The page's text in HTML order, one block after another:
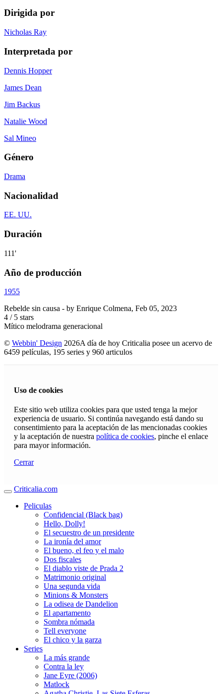
Dirigida por
Nicholas Ray
Interpretada por
Dennis Hopper
James Dean
Jim Backus
Natalie Wood
Sal Mineo
Género
Drama
Nacionalidad
EE. UU.
Duración
111'
Año de producción
1955
Rebelde sin causa - by Enrique Colmena, Feb 05, 2023
4 / 5 stars
Mítico melodrama generacional
© Webbin' Design 2026A día de hoy Criticalia posee un acervo de
6459 películas, 195 series y 960 articulos
Uso de cookies
Este sitio web utiliza cookies para que usted tenga la mejor
experiencia de usuario. Si continúa navegando está dando su
consentimiento para la aceptación de las mencionadas cookies
y la aceptación de nuestra política de cookies, pinche el enlace
para mayor información.
Cerrar
Criticalia.com
Peliculas
Confidencial (Black bag)
Hello, Dolly!
El secuestro de un presidente
La ironía del amor
El bueno, el feo y el malo
Dos fiscales
El diablo viste de Prada 2
Matrimonio original
Una segunda vida
Minions & Monsters
La odisea de Dandelion
El apartamento
Sombra nómada
Tell everyone
El chico y la garza
Series
La más grande
Contra la ley
Jane Eyre (2006)
Matlock